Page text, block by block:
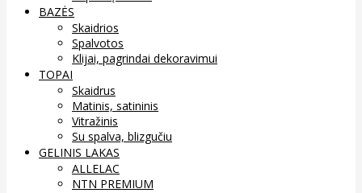
BAZĖS
Skaidrios
Spalvotos
Klijai, pagrindai dekoravimui
TOPAI
Skaidrus
Matinis, satininis
Vitražinis
Su spalva, blizgučiu
GELINIS LAKAS
ALLELAC
NTN PREMIUM